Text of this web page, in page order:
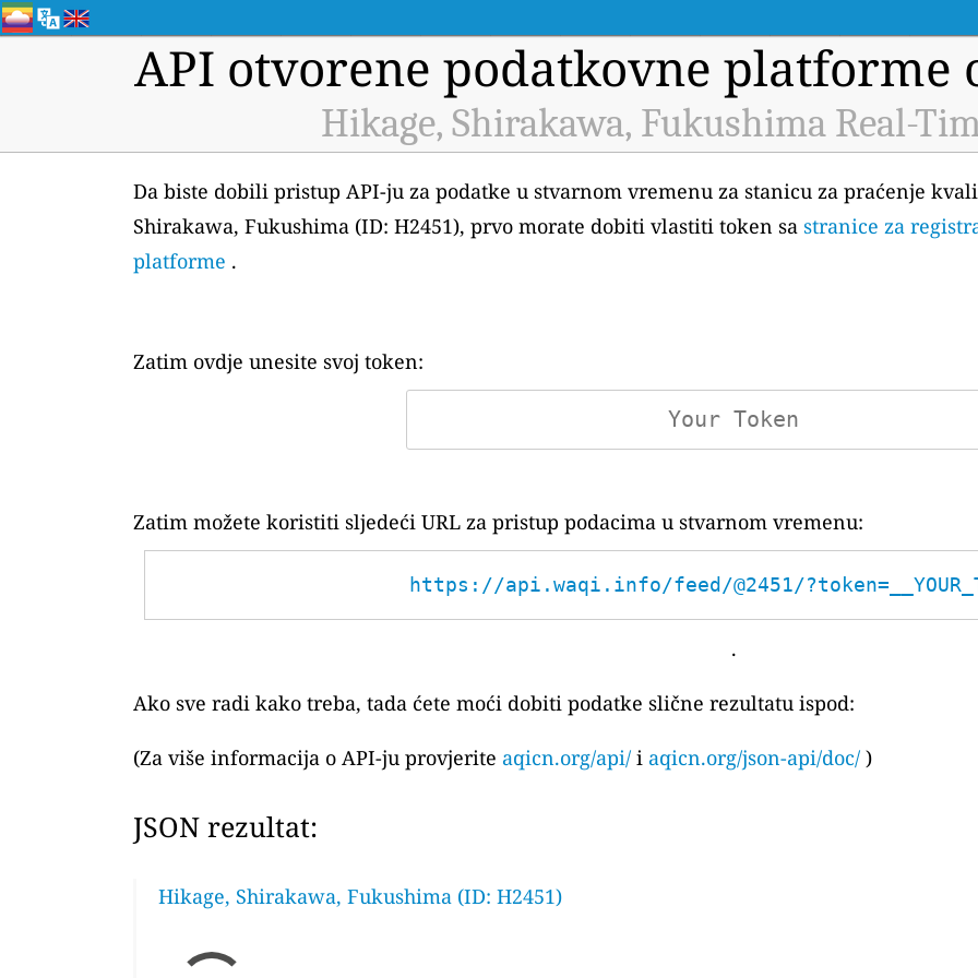
API otvorene podatkovne platforme
Hikage, Shirakawa, Fukushima Real-
Da biste dobili pristup API-ju za podatke u stvarnom vremenu za stanicu za praćenje
Shirakawa, Fukushima (ID: H2451), prvo morate dobiti vlastiti token sa stranice za
platforme .
Zatim ovdje unesite svoj token:
Zatim možete koristiti sljedeći URL za pristup podacima u stvarnom vremenu:
https://api.waqi.info/feed/@2451/
.
Ako sve radi kako treba, tada ćete moći dobiti podatke slične rezultatu ispod:
(Za više informacija o API-ju provjerite aqicn.org/api/ i aqicn.org/json-api/doc/ )
JSON rezultat:
Hikage, Shirakawa, Fukushima (ID: H2451)